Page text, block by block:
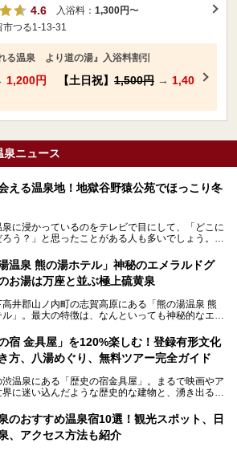
4.6
入浴料： 1,300円〜
市つる1-13-31
る温泉 より道の湯』入浴料割引
1,200円 【土日祝】 1,500円 → 1,40
泉ニュース
える温泉地！地獄谷野猿公苑でほっこり冬
に浸かっているのをテレビで目にして、「どこに
ろう？」と思ったことがある人も多いでしょう。
ましい光景は、長野県にある「地獄谷野猿公苑」で
もので、野生のサルが雪景色の中で温泉に浸かる姿
観察できます。
、地獄谷野猿公苑の魅力や見どころ、サルと温泉
性、地獄谷周辺の観光スポットについて紹介しま
生のサルを観察する貴重な自然体験と温泉をあわせ
たい人は、ぜひ参考にしてください。
湯温泉 熊の湯ホテル」神秘のエメラルドグ
お湯は万座と並ぶ極上硫黄泉
井郡山ノ内町の志賀高原にある「熊の湯温泉 熊
」。最大の特徴は、なんといっても神秘的なエメ
するファンも多い温泉です。冬はスキーと一緒に楽
極上の温泉を紹介します。
の宿 金具屋」を120%楽しむ！登録有形文化
方、八湯めぐり、無料ツアー完全ガイド
温泉にある「歴史の宿金具屋」。まるで映画やア
界に迷い込んだような歴史的な建物と、湧き出る温
で楽しみたいですよね。この記事では、金具屋での
高の思い出にするための「楽しみ方」を徹底的にご
！
のおすすめ温泉宿10選！観光スポット、日
、アクセス方法も紹介